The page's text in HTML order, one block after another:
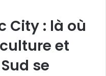
City : là où
et
se